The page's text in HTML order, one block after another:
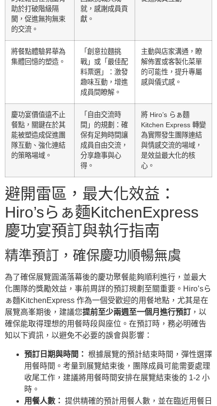
助於打破階級隔
閡，促進無拘無束
的交流。
就，感謝成員貢
獻。
將餐點體驗昇華為
集體回憶的塑造。
「創意拉麵挑
戰」或「最佳配
料票選」：激發
趣味互動，增進
成員間瞭解。
主動與店家溝通，瞭
解佈置或客製化菜單
的可能性，提升專屬
感與儀式感。
慶功宴價值遠不止
餐點，關鍵在於其
能被塑造成促進團
隊互動、強化連結
的策略場域。
「自由交流時
間」的規劃：確
保有足夠時間讓
成員自由交流，
分享趣事與心
得。
將 Hiro’s らぁ麵
Kitchen Express 轉變
為實際發生團隊連結
與情感交流的場域，
是效益最大化的核
心。
避開雷區，最大化效益：
Hiro’sらぁ麵KitchenExpress
慶功宴預訂與執行指南
精準預訂，確保慶功順暢無虞
為了確保展覽圓滿落幕後的慶功聚餐能夠順利進行，並最大
化團隊的獎勵效益，事前周詳的預訂規劃至關重要。Hiro’sら
ぁ麵KitchenExpress 作為一個受歡迎的用餐地點，尤其是在
展覽高峯期後，建議您提前至少兩週至一個月進行預訂 ，以
確保能取得理想的用餐時段與座位。在預訂時，務必明確告
知以下資訊，以避免不必要的誤會與影響：
預訂日期與時間： 根據展覽的預計結束時間，彈性選擇
用餐時間。考量到展覽結束後，團隊成員可能需要處理
收尾工作，建議將用餐時間安排在展覽結束後的 1-2 小
時。
用餐人數： 提供精確的預計用餐人數，並在臨近用餐日